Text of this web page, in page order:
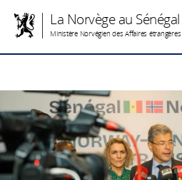
La Norvège au Sénégal
Ministère Norvégien des Affaires étrangères